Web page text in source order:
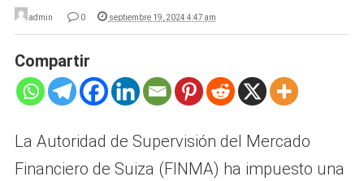
admin 0 septiembre 19, 2024 4:47 am
Compartir
La Autoridad de Supervisión del Mercado
Financiero de Suiza (FINMA) ha impuesto una